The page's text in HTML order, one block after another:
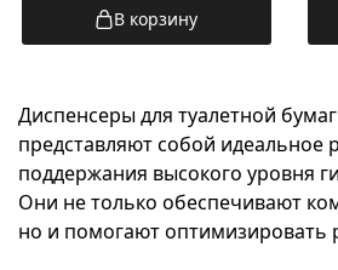
В корзину
Диспенсеры для туалетной
представляют собой идеальное
поддержания высокого уровня
Они не только обеспечивают
но и помогают оптимизировать